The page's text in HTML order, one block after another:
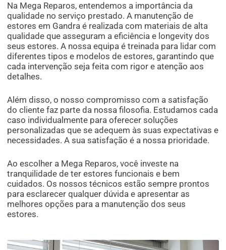
Na Mega Reparos, entendemos a importância da
qualidade no serviço prestado. A manutenção de
estores em Gandra é realizada com materiais de alta
qualidade que asseguram a eficiência e longevity dos
seus estores. A nossa equipa é treinada para lidar com
diferentes tipos e modelos de estores, garantindo que
cada intervenção seja feita com rigor e atenção aos
detalhes.
Além disso, o nosso compromisso com a satisfação
do cliente faz parte da nossa filosofia. Estudamos cada
caso individualmente para oferecer soluções
personalizadas que se adequem às suas expectativas e
necessidades. A sua satisfação é a nossa prioridade.
Ao escolher a Mega Reparos, você investe na
tranquilidade de ter estores funcionais e bem
cuidados. Os nossos técnicos estão sempre prontos
para esclarecer qualquer dúvida e apresentar as
melhores opções para a manutenção dos seus
estores.